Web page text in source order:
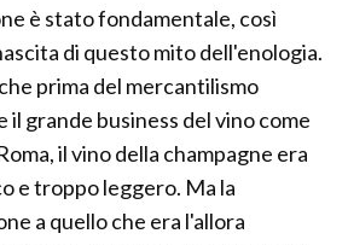
è stato fondamentale, così
di questo mito dell'enologia.
prima del mercantilismo
il grande business del vino come
il vino della champagne era
e troppo leggero. Ma la
a quello che era l'allora